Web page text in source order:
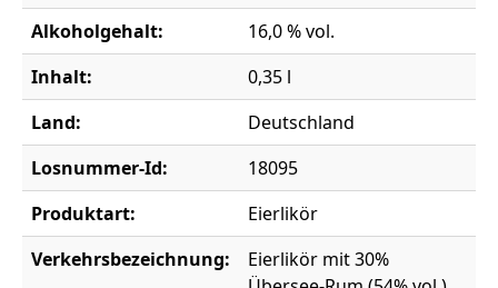
Alkoholgehalt:
16,0 % vol.
Inhalt:
0,35 l
Land:
Deutschland
Losnummer-Id:
18095
Produktart:
Eierlikör
Verkehrsbezeichnung:
Eierlikör mit 30%